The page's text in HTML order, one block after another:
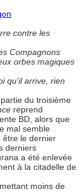
contre les
Compagnons
orbes magiques
qu’il arrive, rien
du troisième
reprend
BD, alors que
mal semble
être le dernier
derniers
a été enlevée
à la citadelle de
moins de